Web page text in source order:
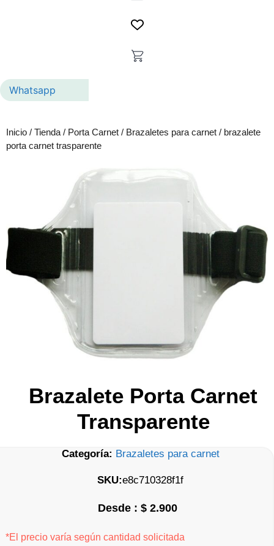
Whatsapp
Inicio / Tienda / Porta Carnet / Brazaletes para carnet / brazalete
porta carnet trasparente
Brazalete Porta Carnet
Transparente
Categoría: Brazaletes para carnet
SKU:e8c710328f1f
$2.900
*El precio varía según cantidad solicitada